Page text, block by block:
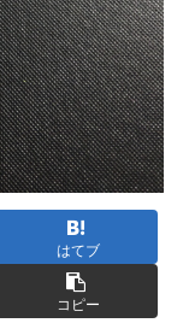
はてブ
コピー